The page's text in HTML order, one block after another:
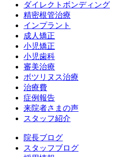
ダイレクトボンディング
精密根管治療
インプラント
成人矯正
小児矯正
小児歯科
審美治療
ボツリヌス治療
治療費
症例報告
来院者さまの声
スタッフ紹介
院長ブログ
スタッフブログ